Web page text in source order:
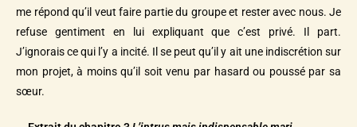
me répond qu’il veut faire partie du groupe et rester avec nous. Je
refuse gentiment en lui expliquant que c’est privé. Il part.
J’ignorais ce qui l’y a incité. Il se peut qu’il y ait une indiscrétion sur
mon projet, à moins qu’il soit venu par hasard ou poussé par sa
sœur.